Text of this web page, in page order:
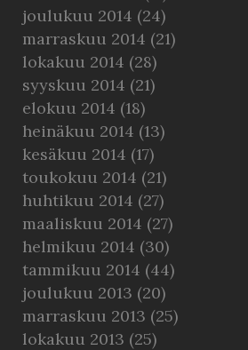
joulukuu 2014 (24)
marraskuu 2014 (21)
lokakuu 2014 (28)
syyskuu 2014 (21)
elokuu 2014 (18)
heinäkuu 2014 (13)
kesäkuu 2014 (17)
toukokuu 2014 (21)
huhtikuu 2014 (27)
maaliskuu 2014 (27)
helmikuu 2014 (30)
tammikuu 2014 (44)
joulukuu 2013 (20)
marraskuu 2013 (25)
lokakuu 2013 (25)